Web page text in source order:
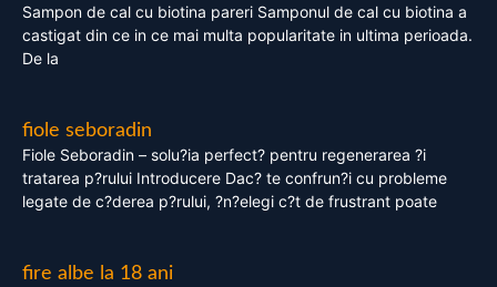
Sampon de cal cu biotina pareri Samponul de cal cu biotina a
castigat din ce in ce mai multa popularitate in ultima perioada.
De la
fiole seboradin
Fiole Seboradin – solu?ia perfect? pentru regenerarea ?i
tratarea p?rului Introducere Dac? te confrun?i cu probleme
legate de c?derea p?rului, ?n?elegi c?t de frustrant poate
fire albe la 18 ani